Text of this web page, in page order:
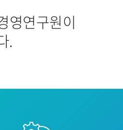
영연구원이
.